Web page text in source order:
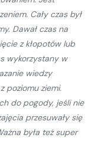
Cały czas był
Dawał czas na
z kłopotów lub
wykorzystany w
wiedzy
poziomu ziemi.
do pogody, jeśli nie
przesuwały się
była też super